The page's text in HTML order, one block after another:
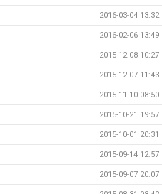
2016-03-04 13:32
2016-02-06 13:49
2015-12-08 10:27
2015-12-07 11:43
2015-11-10 08:50
2015-10-21 19:57
2015-10-01 20:31
2015-09-14 12:57
2015-09-07 20:07